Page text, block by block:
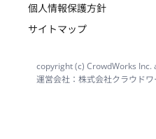
個人情報保護方針
サイトマップ
copyright (c) CrowdWorks
運営会社：株式会社クラウドワ